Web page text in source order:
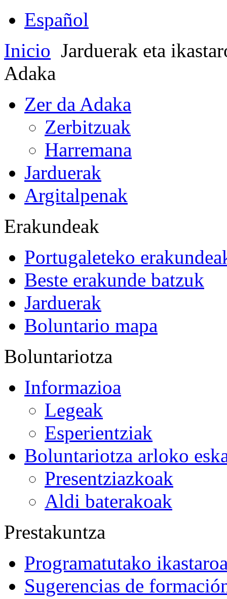
Español
Inicio Jarduerak eta
Adaka
Zer da Adaka
Zerbitzuak
Harremana
Jarduerak
Argitalpenak
Erakundeak
Portugaleteko
Beste erakunde batzuk
Jarduerak
Boluntario mapa
Boluntariotza
Informazioa
Legeak
Esperientziak
Boluntariotza arloko
Presentziazkoak
Aldi baterakoak
Prestakuntza
Programatutako
Sugerencias de